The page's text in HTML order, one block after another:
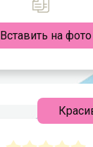
Вставить на фото